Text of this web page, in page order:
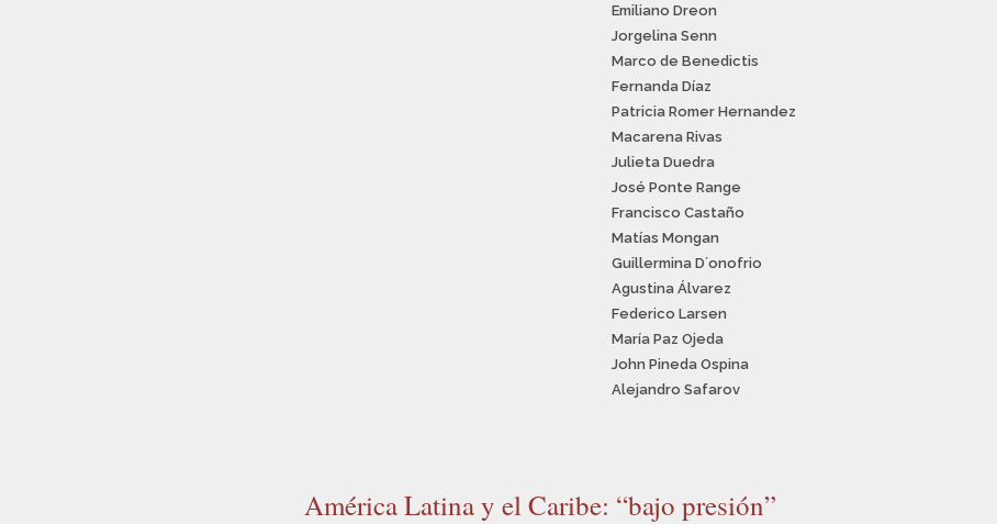
Emiliano Dreon
Jorgelina Senn
Marco de Benedictis
Fernanda Díaz
Patricia Romer Hernandez
Macarena Rivas
Julieta Duedra
José Ponte Range
Francisco Castaño
Matías Mongan
Guillermina D´onofrio
Agustina Álvarez
Federico Larsen
María Paz Ojeda
John Pineda Ospina
Alejandro Safarov
América Latina y el Caribe: “bajo presión”